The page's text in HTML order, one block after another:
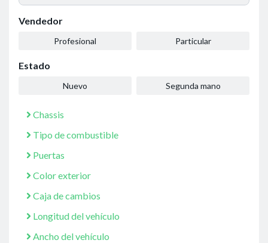
Vendedor
Profesional Particular
Estado
Nuevo Segunda mano
Chassis
Tipo de combustible
Puertas
Color exterior
Caja de cambios
Longitud del vehículo
Ancho del vehículo